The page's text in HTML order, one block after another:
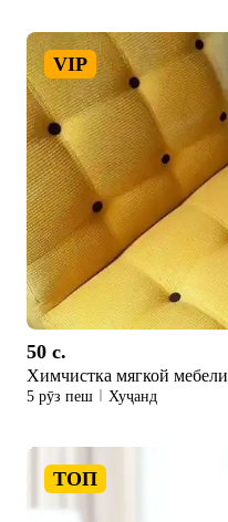
VIP
50 c.
Химчистка мягкой мебели
5 рӯз пеш Хуҷанд
ТОП